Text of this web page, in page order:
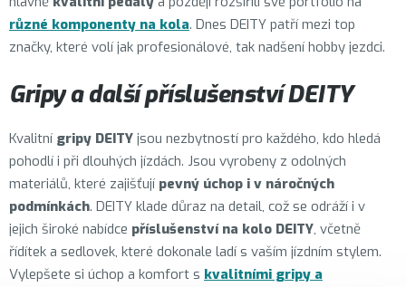
různé komponenty na kola. Dnes DEITY patří mezi top
značky, které volí jak profesionálové, tak nadšení hobby jezdci.
Gripy a další příslušenství DEITY
Kvalitní gripy DEITY jsou nezbytností pro každého, kdo hledá
pohodlí i při dlouhých jízdách. Jsou vyrobeny z odolných
materiálů, které zajišťují pevný úchop i v náročných
podmínkách. DEITY klade důraz na detail, což se odráží i v
jejich široké nabídce příslušenství na kolo DEITY, včetně
řídítek a sedlovek, které dokonale ladí s vaším jízdním stylem.
Vylepšete si úchop a komfort s kvalitními gripy a